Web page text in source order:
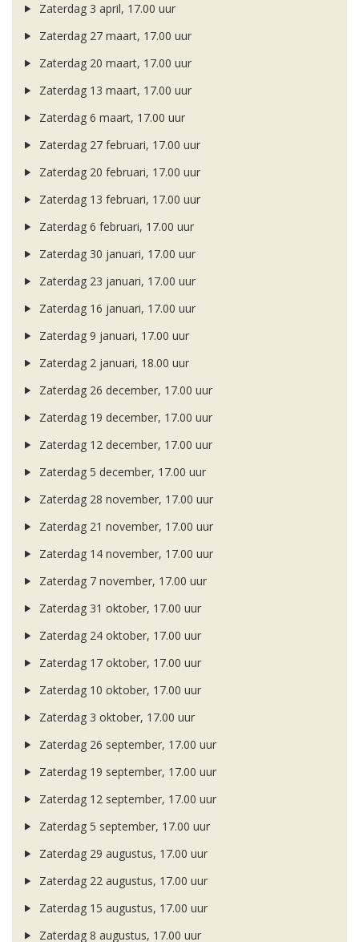
Zaterdag 3 april, 17.00 uur
Zaterdag 27 maart, 17.00 uur
Zaterdag 20 maart, 17.00 uur
Zaterdag 13 maart, 17.00 uur
Zaterdag 6 maart, 17.00 uur
Zaterdag 27 februari, 17.00 uur
Zaterdag 20 februari, 17.00 uur
Zaterdag 13 februari, 17.00 uur
Zaterdag 6 februari, 17.00 uur
Zaterdag 30 januari, 17.00 uur
Zaterdag 23 januari, 17.00 uur
Zaterdag 16 januari, 17.00 uur
Zaterdag 9 januari, 17.00 uur
Zaterdag 2 januari, 18.00 uur
Zaterdag 26 december, 17.00 uur
Zaterdag 19 december, 17.00 uur
Zaterdag 12 december, 17.00 uur
Zaterdag 5 december, 17.00 uur
Zaterdag 28 november, 17.00 uur
Zaterdag 21 november, 17.00 uur
Zaterdag 14 november, 17.00 uur
Zaterdag 7 november, 17.00 uur
Zaterdag 31 oktober, 17.00 uur
Zaterdag 24 oktober, 17.00 uur
Zaterdag 17 oktober, 17.00 uur
Zaterdag 10 oktober, 17.00 uur
Zaterdag 3 oktober, 17.00 uur
Zaterdag 26 september, 17.00 uur
Zaterdag 19 september, 17.00 uur
Zaterdag 12 september, 17.00 uur
Zaterdag 5 september, 17.00 uur
Zaterdag 29 augustus, 17.00 uur
Zaterdag 22 augustus, 17.00 uur
Zaterdag 15 augustus, 17.00 uur
Zaterdag 8 augustus, 17.00 uur